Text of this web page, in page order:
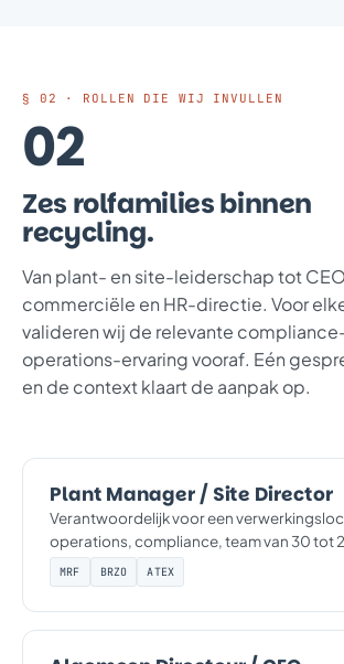
§ 02 · ROLLEN DIE WIJ INVULLEN
02
Zes rolfamilies binnen
recycling.
Van plant- en site-leiderschap tot
commerciële en HR-directie. Voor
valideren wij de relevante
operations-ervaring vooraf. Eén
en de context klaart de aanpak op.
Plant Manager / Site Director
Verantwoordelijk voor een
operations, compliance, team van 30 tot
MRF BRZO ATEX